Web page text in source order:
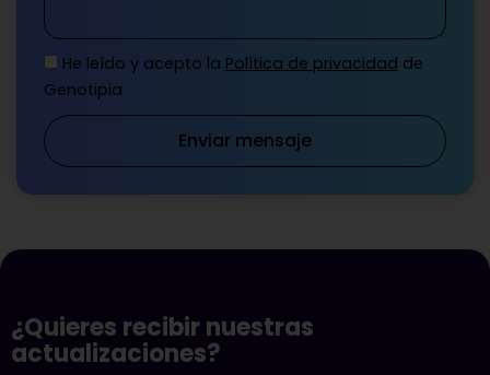
He leído y acepto la Política de privacidad de
Genotipia
Enviar mensaje
¿Quieres recibir nuestras
actualizaciones?